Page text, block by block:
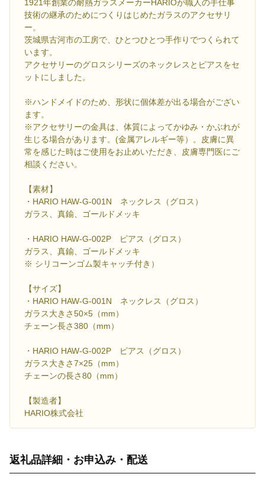
1921年創業の耐熱ガラスメーカーHARIOが職人の手仕事
技術の継承のためにつくりはじめたガラスのアクセサリ
ー。
茨城県古河市の工房で、ひとつひとつ手作りでつくられて
います。
アクセサリーのグロスシリーズのネックレスとピアスをセ
ットにしました。
※ハンドメイドのため、形状に個体差が出る場合がござい
ます。
※アクセサリーの金具は、体質によってかゆみ・かぶれが
生じる場合があります。(金属アレルギー等）。皮膚に異
常を感じた時はご使用をお止めいただき、皮膚専門医にご
相談ください。
【素材】
・HARIO HAW-G-001N ネックレス（グロス）
ガラス、真鍮、ゴールドメッキ
・HARIO HAW-G-002P ピアス（グロス）
ガラス、真鍮、ゴールドメッキ
※ シリコーンゴム製キャッチ付き）
【サイズ】
・HARIO HAW-G-001N ネックレス（グロス）
ガラス大きさ50×5（mm）
チェーン長さ380（mm）
・HARIO HAW-G-002P ピアス（グロス）
ガラス大きさ7×25（mm）
チェーンの長さ80（mm）
【製造者】
HARIO株式会社
返礼品詳細・お申込み・配送